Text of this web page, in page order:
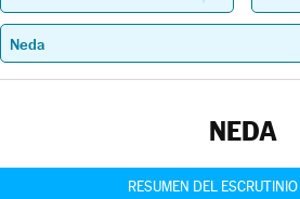
NEDA
RESUMEN DEL